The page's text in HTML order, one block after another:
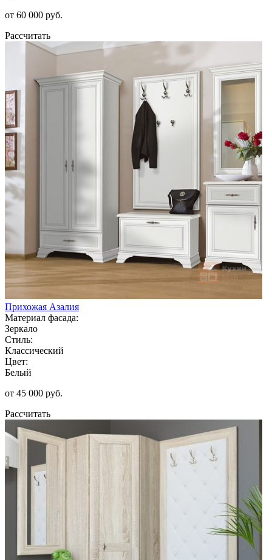
от 60 000 руб.
Рассчитать
Прихожая Азалия
Материал фасада:
Зеркало
Стиль:
Классический
Цвет:
Белый
от 45 000 руб.
Рассчитать